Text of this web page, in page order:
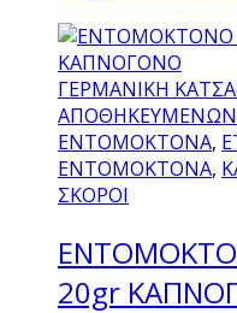
ΓΕΡΜΑΝΙΚΗ
ΕΝΤΟΜΟΚΤΟΝΑ,
ΕΝΤΟΜΟΚΤΟΝΑ,
ΣΚΟΡΟΙ
20gr